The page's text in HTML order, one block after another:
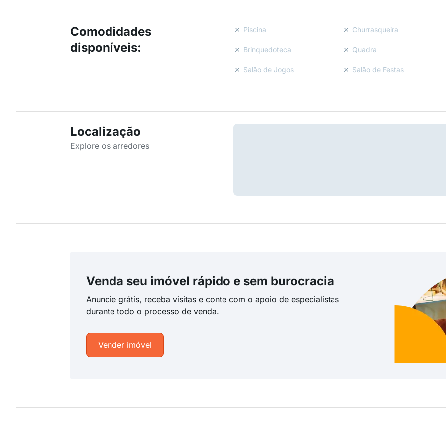
Comodidades
disponíveis:
Piscina Churrasqueira
Brinquedoteca Quadra
Salão de Jogos Salão de Festas
Localização
Explore os arredores
Venda seu imóvel rápido e sem burocracia
Anuncie grátis, receba visitas e conte com o apoio de especialistas
durante todo o processo de venda.
Vender imóvel